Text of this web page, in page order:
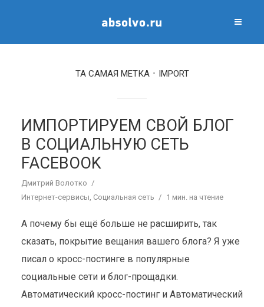
ТА САМАЯ МЕТКА IMPORT
ИМПОРТИРУЕМ СВОЙ БЛОГ
В СОЦИАЛЬНУЮ СЕТЬ
FACEBOOK
Дмитрий Волотко
Интернет-сервисы, Социальная сеть 1 мин. на чтение
А почему бы ещё больше не расширить, так
сказать, покрытие вещания вашего блога? Я уже
писал о кросс-постинге в популярные
социальные сети и блог-прощадки.
Автоматический кросс-постинг и Автоматический